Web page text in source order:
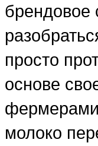
брендовое
просто
основе
молоко